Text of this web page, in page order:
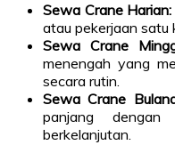
Sewa Crane Harian:
atau pekerjaan satu
Sewa Crane
menengah yang
secara rutin.
Sewa Crane
panjang
berkelanjutan.